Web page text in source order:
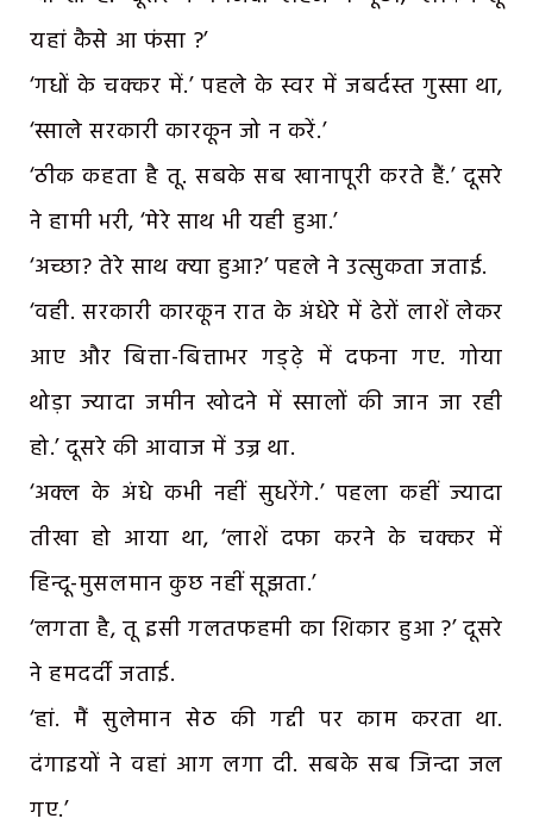
यहां कैसे आ फंसा ?’
‘गधों के चक्कर में.’ पहले के स्वर में जबर्दस्त गुस्सा था,
‘स्साले सरकारी कारकून जो न करें.’
‘ठीक कहता है तू. सबके सब खानापूरी करते हैं.’ दूसरे
ने हामी भरी, ‘मेरे साथ भी यही हुआ.’
‘अच्छा? तेरे साथ क्या हुआ?’ पहले ने उत्सुकता जताई.
‘वही. सरकारी कारकून रात के अंधेरे में ढेरों लाशें लेकर
आए और बित्ता-बित्ताभर गड्ढ़े में दफना गए. गोया
थोड़ा ज्यादा जमीन खोदने में स्सालों की जान जा रही
हो.’ दूसरे की आवाज में उज्र था.
‘अक्ल के अंधे कभी नहीं सुधरेंगे.’ पहला कहीं ज्यादा
तीखा हो आया था, ‘लाशें दफा करने के चक्कर में
हिन्दू-मुसलमान कुछ नहीं सूझता.’
‘लगता है, तू इसी गलतफहमी का शिकार हुआ ?’ दूसरे
ने हमदर्दी जताई.
‘हां. मैं सुलेमान सेठ की गद्दी पर काम करता था.
दंगाइयों ने वहां आग लगा दी. सबके सब जिन्दा जल
गए.’